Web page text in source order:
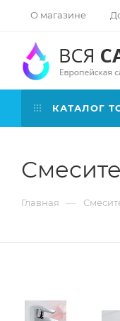
О магазине
КАТАЛОГ
Главная —